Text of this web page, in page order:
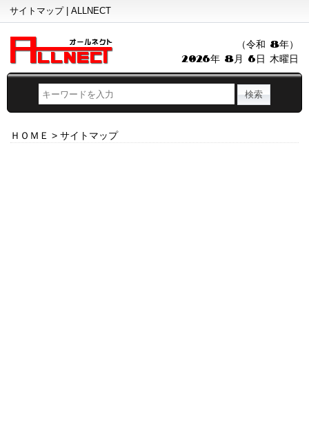
サイトマップ | ALLNECT
（令和 8年）
2026年 8月 6日 木曜日
ＨＯＭＥ > サイトマップ